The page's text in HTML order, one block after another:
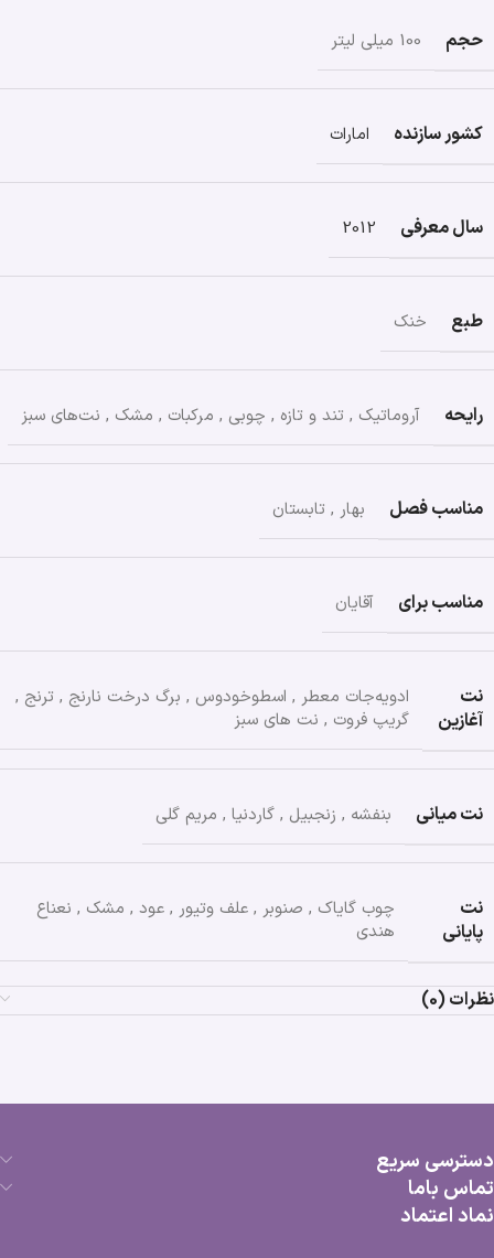
حجم 100 میلی لیتر
کشور سازنده امارات
سال معرفی 2012
طبع خنک
رایحه آروماتیک , تند و تازه , چوبی , مرکبات , مشک , نت‌های سبز
مناسب فصل بهار , تابستان
مناسب برای آقایان
نت
آغازین
ادویه‌جات معطر , اسطوخودوس , برگ درخت نارنج , ترنج ,
گریپ فروت , نت های سبز
نت میانی بنفشه , زنجبیل , گاردنیا , مریم گلی
نت
پایانی
چوب گایاک , صنوبر , علف وتیور , عود , مشک , نعناع
هندی
نظرات (0)
دسترسی سریع
تماس باما
نماد اعتماد